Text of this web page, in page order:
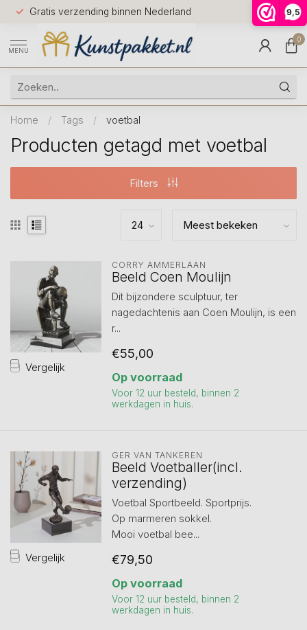
9,5
Gratis verzending binnen Nederland
Voor
huis
9.5
MENU
0
Home / Tags / voetbal
Producten getagd met voetbal
Filters
Vergelijk
CORRY AMMERLAAN
Beeld Coen Moulijn
Dit bijzondere sculptuur, ter
nagedachtenis aan Coen Moulijn, is een
r...
€55,00
Op voorraad
Voor 12 uur besteld, binnen 2
werkdagen in huis.
Vergelijk
GER VAN TANKEREN
Beeld Voetballer(incl.
verzending)
Voetbal Sportbeeld. Sportprijs.
Op marmeren sokkel.
Mooi voetbal bee...
€79,50
Op voorraad
Voor 12 uur besteld, binnen 2
werkdagen in huis.